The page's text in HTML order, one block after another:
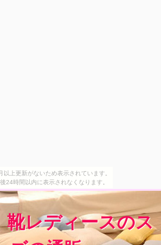
上更新がないため表示されています。
24時間以内に表示されなくなります。
靴レディースのス